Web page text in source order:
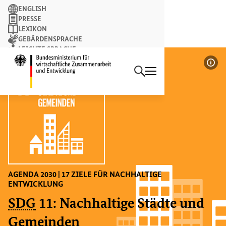
Startseite des
Suchbegriff
Suchen
ENGLISH
PRESSE
LEXIKON
GEBÄRDENSPRACHE
LEICHTE SPRACHE
NEWSLETTER
AGENDA 2030 | 17 ZIELE FÜR NACHHALTIGE
ENTWICKLUNG
SDG 11: Nachhaltige Städte und
Gemeinden